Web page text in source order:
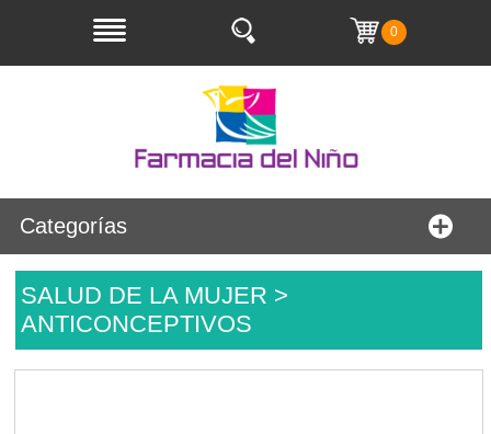
0
Categorías
SALUD DE LA MUJER >
ANTICONCEPTIVOS